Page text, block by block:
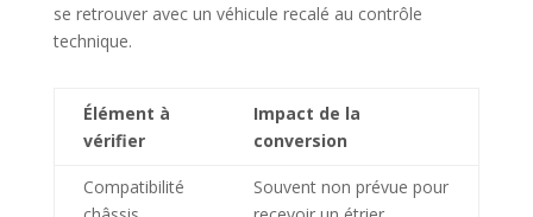
se retrouver avec un véhicule recalé au contrôle
technique.
Élément à
vérifier
Impact de la
conversion
Compatibilité
Souvent non prévue pour